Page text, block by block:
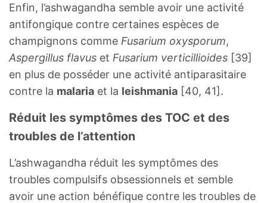
Enfin, l’ashwagandha semble avoir une activité
antifongique contre certaines espèces de
champignons comme Fusarium oxysporum,
Aspergillus flavus et Fusarium verticillioides [39]
en plus de posséder une activité antiparasitaire
contre la malaria et la leishmania [40, 41].
Réduit les symptômes des TOC et des
troubles de l’attention
L’ashwagandha réduit les symptômes des
troubles compulsifs obsessionnels et semble
avoir une action bénéfique contre les troubles de